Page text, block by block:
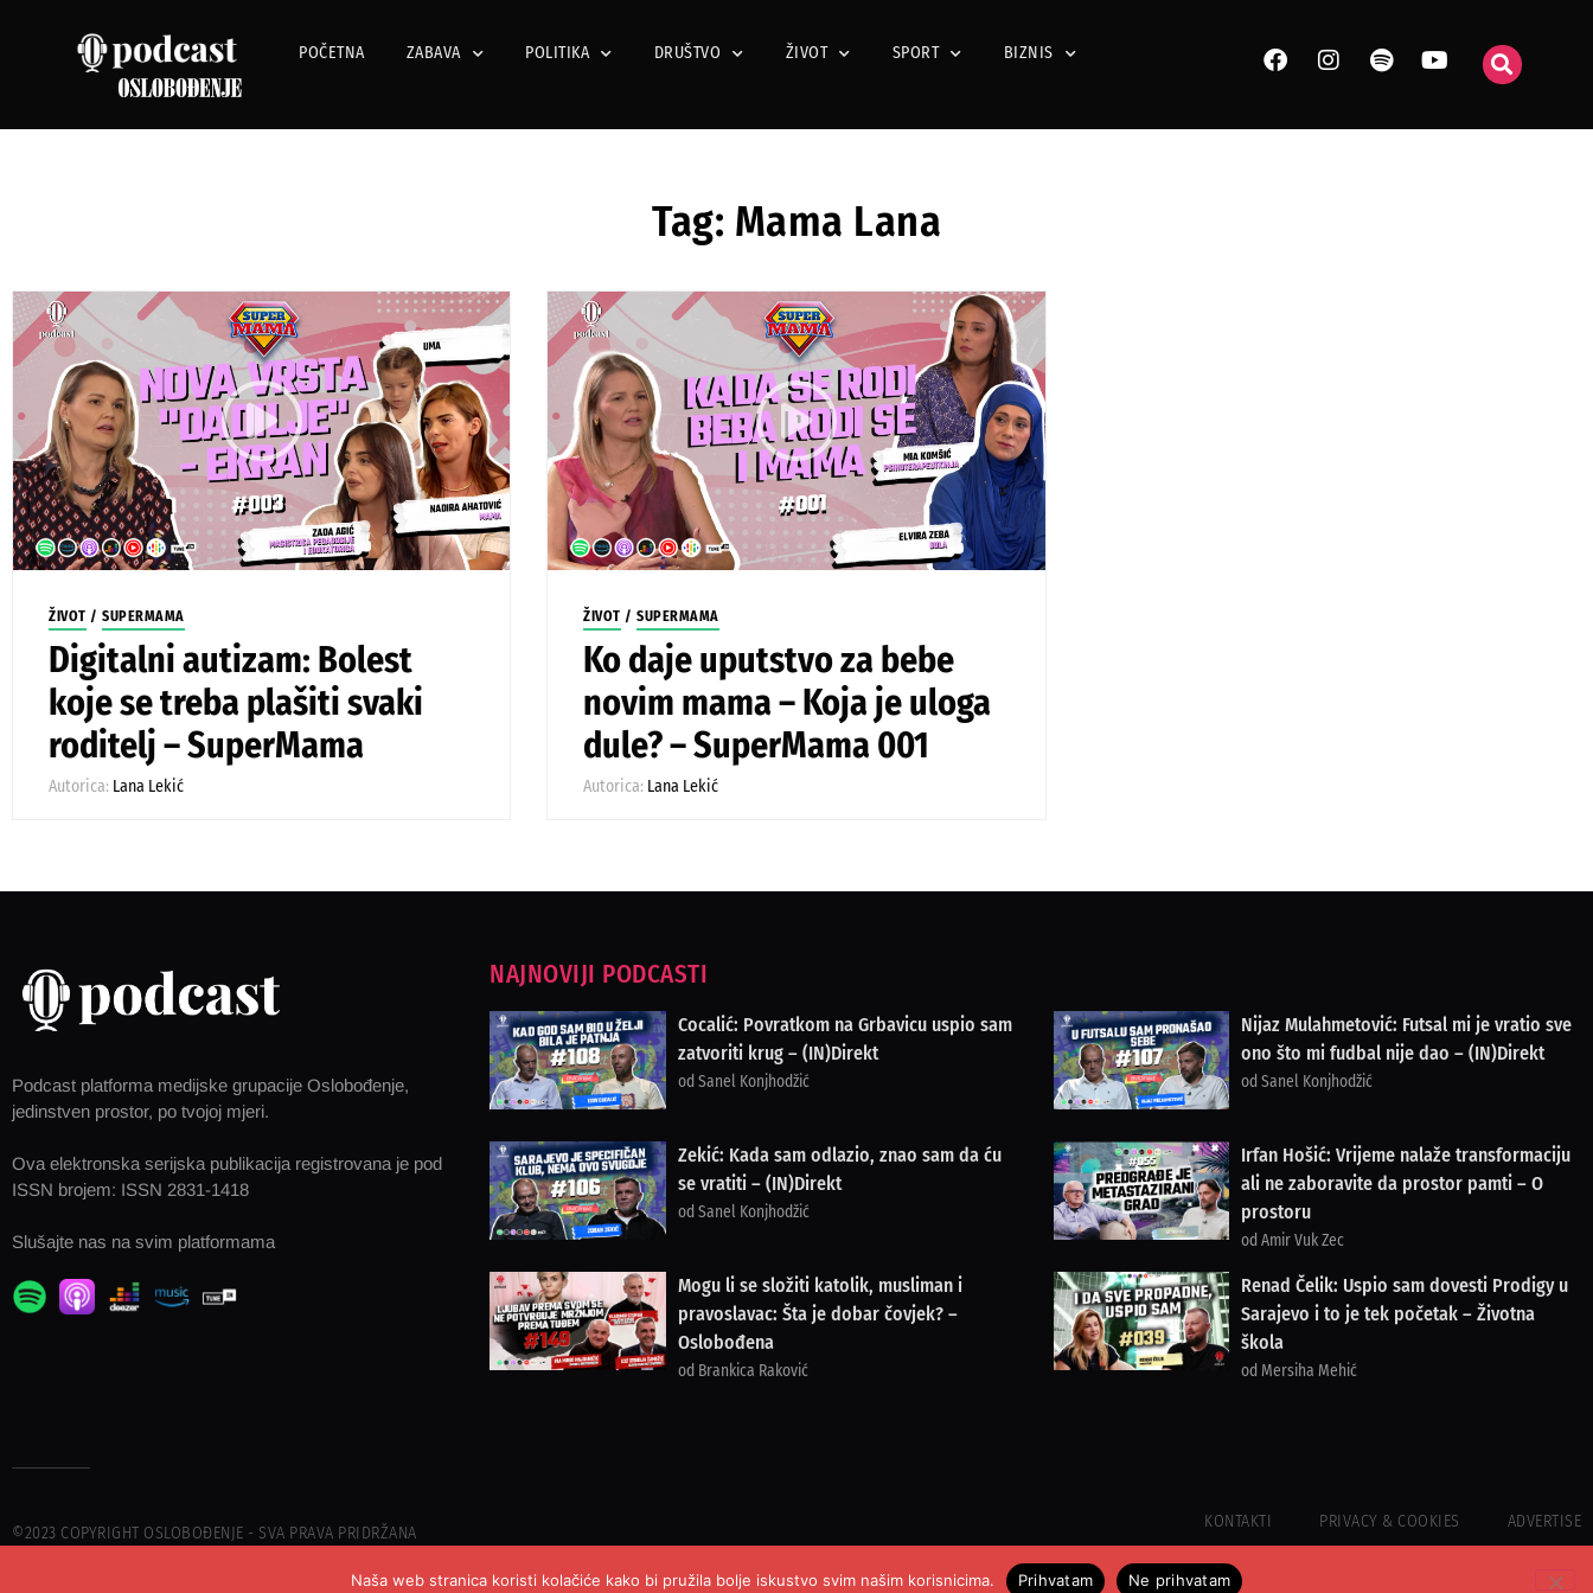
POČETNA ZABAVA POLITIKA DRUŠTVO ŽIVOT SPORT BIZNIS
Tag: Mama Lana
ŽIVOT / SUPERMAMA
Digitalni autizam: Bolest
koje se treba plašiti svaki
roditelj – SuperMama
Autorica: Lana Lekić
ŽIVOT /SUPERMAMA
Ko daje uputstvo za bebe
novim mama – Koja je uloga
dule? – SuperMama 001
Autorica: Lana Lekić
Podcast platforma medijske grupacije Oslobođenje,
jedinstven prostor, po tvojoj mjeri.
Ova elektronska serijska publikacija registrovana je pod
ISSN brojem: ISSN 2831-1418
Slušajte nas na svim platformama
NAJNOVIJI PODCASTI
Cocalić: Povratkom na Grbavicu uspio sam
zatvoriti krug – (IN)Direkt
od Sanel Konjhodžić
Nijaz Mulahmetović: Futsal mi je vratio sve
ono što mi fudbal nije dao – (IN)Direkt
od Sanel Konjhodžić
Zekić: Kada sam odlazio, znao sam da ću
se vratiti – (IN)Direkt
od Sanel Konjhodžić
Irfan Hošić: Vrijeme nalaže transformaciju
ali ne zaboravite da prostor pamti – O
prostoru
od Amir Vuk Zec
Mogu li se složiti katolik, musliman i
pravoslavac: Šta je dobar čovjek? –
Oslobođena
od Brankica Raković
Renad Čelik: Uspio sam dovesti Prodigy u
Sarajevo i to je tek početak – Životna
škola
od Mersiha Mehić
©2023 COPYRIGHT OSLOBOĐENJE - SVA PRAVA PRIDRŽANA
KONTAKTI PRIVACY & COOKIES ADVERTISE
Naša web stranica koristi kolačiće kako bi pružila bolje iskustvo svim našim korisnicima. Prihvatam Ne prihvatam